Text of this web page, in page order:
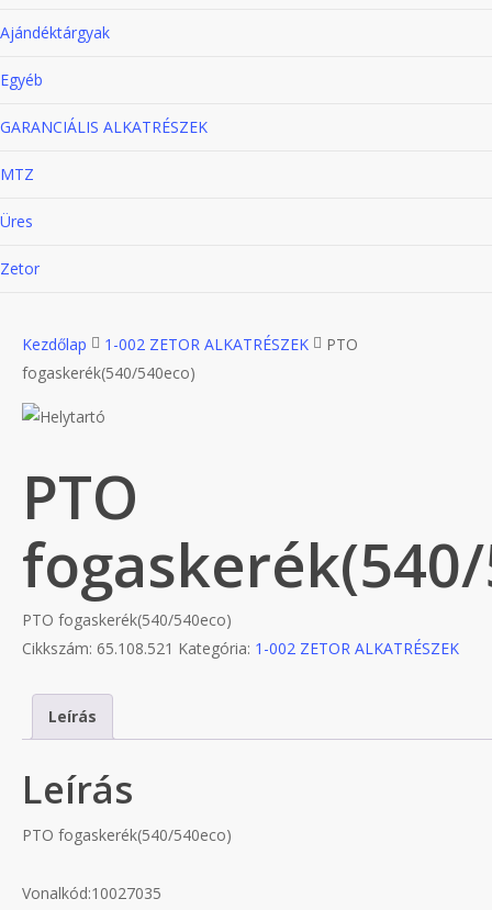
Ajándéktárgyak
Egyéb
GARANCIÁLIS ALKATRÉSZEK
MTZ
Üres
Zetor
Kezdőlap 1-002 ZETOR ALKATRÉSZEK
PTO
fogaskerék(540/540eco)
PTO
PTO fogaskerék(540/540eco)
Cikkszám: 65.108.521 Kategória: 1-002 ZETOR ALKATRÉSZEK
Leírás
Leírás
PTO fogaskerék(540/540eco)
Vonalkód:10027035